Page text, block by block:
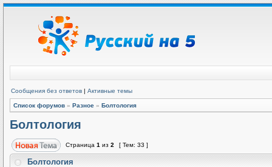
Сообщения без ответов | Активные темы
Список форумов » Разное » Болтология
Болтология
Страница 1 из 2 [ Тем: 33 ]
Болтология